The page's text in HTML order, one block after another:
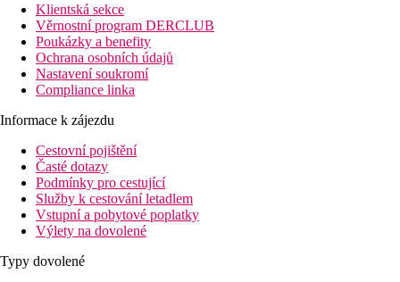
Klientská sekce
Věrnostní program DERCLUB
Poukázky a benefity
Ochrana osobních údajů
Nastavení soukromí
Compliance linka
Informace k zájezdu
Cestovní pojištění
Časté dotazy
Podmínky pro cestující
Služby k cestování letadlem
Vstupní a pobytové poplatky
Výlety na dovolené
Typy dovolené